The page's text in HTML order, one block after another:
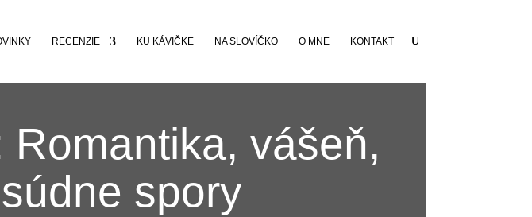
RECENZIE KU KÁVIČKE NA SLOVÍČKO O MNE KONTAKT
vášeň,
spory